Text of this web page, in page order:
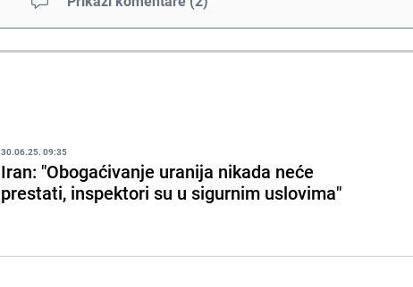
30.06.25. 09:35
Iran: "Obogaćivanje uranija nikada neće
prestati, inspektori su u sigurnim uslovima"